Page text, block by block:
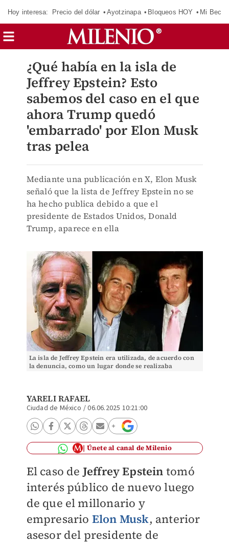
Hoy interesa: Precio del dólar Ayotzinapa Bloqueos HOY Mi Beca
¿Qué había en la isla de
Jeffrey Epstein? Esto
sabemos del caso en el que
ahora Trump quedó
'embarrado' por Elon Musk
tras pelea
Mediante una publicación en X, Elon Musk
señaló que la lista de Jeffrey Epstein no se
ha hecho publica debido a que el
presidente de Estados Unidos, Donald
Trump, aparece en ella
La isla de Jeffrey Epstein era utilizada, de acuerdo con
la denuncia, como un lugar donde se realizaba
YARELI RAFAEL
Ciudad de México /06.06.2025 10:21:00
Únete al canal de Milenio
El caso de Jeffrey Epstein tomó
interés público de nuevo luego
de que el millonario y
empresario Elon Musk, anterior
asesor del presidente de